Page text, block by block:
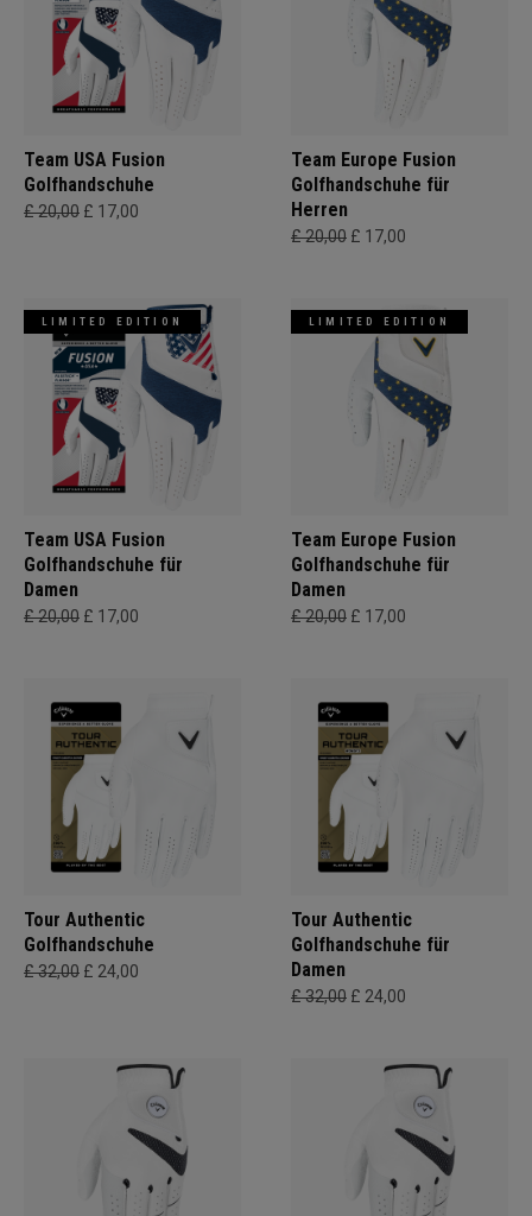
Team USA Fusion
Golfhandschuhe
£ 20,00 £ 17,00
Team Europe Fusion
Golfhandschuhe für
Herren
£ 20,00 £ 17,00
LIMITED EDITION
Team USA Fusion
Golfhandschuhe für
Damen
£ 20,00 £ 17,00
LIMITED EDITION
Team Europe Fusion
Golfhandschuhe für
Damen
£ 20,00 £ 17,00
Tour Authentic
Golfhandschuhe
£ 32,00 £ 24,00
Tour Authentic
Golfhandschuhe für
Damen
£ 32,00 £ 24,00